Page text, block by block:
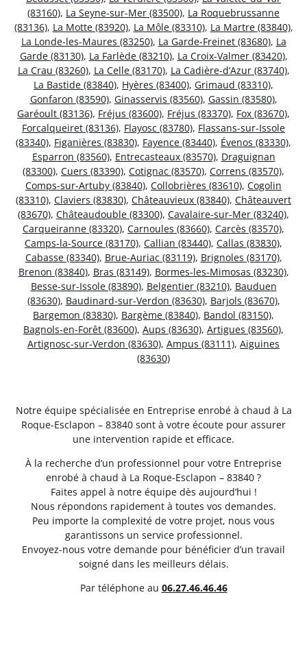
(83160), La Seyne-sur-Mer (83500), La Roquebrussanne
(83136), La Motte (83920), La Môle (83310), La Martre (83840),
La Londe-les-Maures (83250), La Garde-Freinet (83680), La
Garde (83130), La Farlède (83210), La Croix-Valmer (83420),
La Crau (83260), La Celle (83170), La Cadière-d’Azur (83740),
La Bastide (83840), Hyères (83400), Grimaud (83310),
Gonfaron (83590), Ginasservis (83560), Gassin (83580),
Garéoult (83136), Fréjus (83600), Fréjus (83370), Fox (83670),
Forcalqueiret (83136), Flayosc (83780), Flassans-sur-Issole
(83340), Figanières (83830), Fayence (83440), Évenos (83330),
Esparron (83560), Entrecasteaux (83570), Draguignan
(83300), Cuers (83390), Cotignac (83570), Correns (83570),
Comps-sur-Artuby (83840), Collobrières (83610), Cogolin
(83310), Claviers (83830), Châteauvieux (83840), Châteauvert
(83670), Châteaudouble (83300), Cavalaire-sur-Mer (83240),
Carqueiranne (83320), Carnoules (83660), Carcès (83570),
Camps-la-Source (83170), Callian (83440), Callas (83830),
Cabasse (83340), Brue-Auriac (83119), Brignoles (83170),
Brenon (83840), Bras (83149), Bormes-les-Mimosas (83230),
Besse-sur-Issole (83890), Belgentier (83210), Bauduen
(83630), Baudinard-sur-Verdon (83630), Barjols (83670),
Bargemon (83830), Bargème (83840), Bandol (83150),
Bagnols-en-Forêt (83600), Aups (83630), Artigues (83560),
Artignosc-sur-Verdon (83630), Ampus (83111), Aiguines
(83630)
Notre équipe spécialisée en Entreprise enrobé à chaud à La
Roque-Esclapon – 83840 sont à votre écoute pour assurer
une intervention rapide et efficace.
À la recherche d’un professionnel pour votre Entreprise
enrobé à chaud à La Roque-Esclapon – 83840 ?
Faites appel à notre équipe dès aujourd’hui !
Nous répondons rapidement à toutes vos demandes.
Peu importe la complexité de votre projet, nous vous
garantissons un service professionnel.
Envoyez-nous votre demande pour bénéficier d’un travail
soigné dans les meilleurs délais.
Par téléphone au 06.27.46.46.46